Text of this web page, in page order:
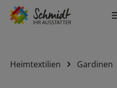
springen
Heimtextilien Gardinen